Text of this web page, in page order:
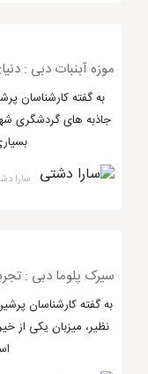
لاین نیز معروف
انگیز را برای
شهر بازی آی ام
مربع به عنوان
شناخته می شود
موزه آبنبات دبی :
به گفته کارشناسان
جاذبه های گردشگری
سارا
سیرک پلوما دبی :
به گفته کارشناسان
نظیر، میزبان یکی از